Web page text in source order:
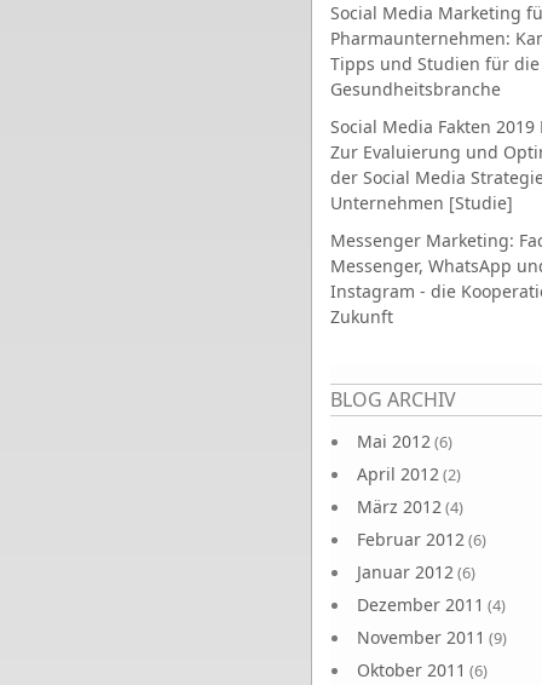
Social Media Marketing
Pharmaunternehmen:
Tipps und Studien für die
Gesundheitsbranche
Social Media Fakten 2019
Zur Evaluierung und
der Social Media
Unternehmen [Studie]
Messenger Marketing:
Messenger, WhatsApp
Instagram - die
Zukunft
BLOG ARCHIV
Mai 2012(6)
April 2012(2)
März 2012(4)
Februar 2012(6)
Januar 2012(6)
Dezember 2011 (4)
November 2011 (9)
Oktober 2011 (6)
Seiten